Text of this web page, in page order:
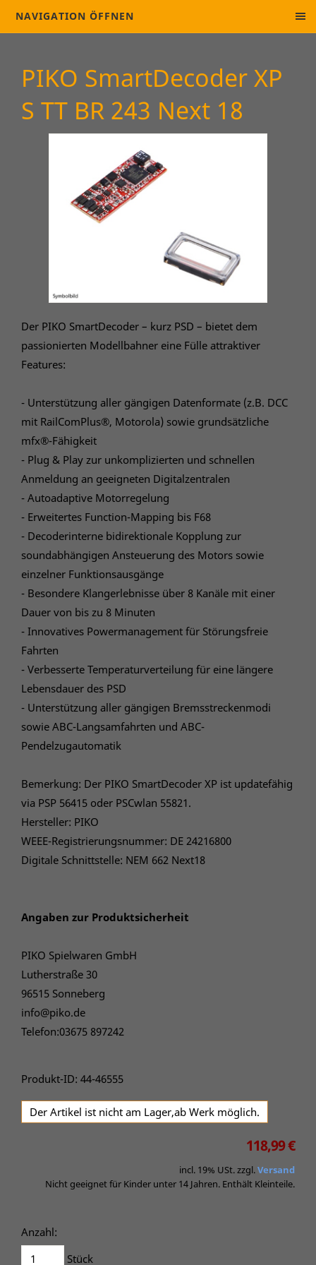
NAVIGATION ÖFFNEN
PIKO SmartDecoder XP
S TT BR 243 Next 18
Der PIKO SmartDecoder – kurz PSD – bietet dem
passionierten Modellbahner eine Fülle attraktiver
Features:
- Unterstützung aller gängigen Datenformate (z.B. DCC
mit RailComPlus®, Motorola) sowie grundsätzliche
mfx®-Fähigkeit
- Plug & Play zur unkomplizierten und schnellen
Anmeldung an geeigneten Digitalzentralen
- Autoadaptive Motorregelung
- Erweitertes Function-Mapping bis F68
- Decoderinterne bidirektionale Kopplung zur
soundabhängigen Ansteuerung des Motors sowie
einzelner Funktionsausgänge
- Besondere Klangerlebnisse über 8 Kanäle mit einer
Dauer von bis zu 8 Minuten
- Innovatives Powermanagement für Störungsfreie
Fahrten
- Verbesserte Temperaturverteilung für eine längere
Lebensdauer des PSD
- Unterstützung aller gängigen Bremsstreckenmodi
sowie ABC-Langsamfahrten und ABC-
Pendelzugautomatik
Bemerkung: Der PIKO SmartDecoder XP ist updatefähig
via PSP 56415 oder PSCwlan 55821.
Hersteller: PIKO
WEEE-Registrierungsnummer: DE 24216800
Digitale Schnittstelle: NEM 662 Next18
Angaben zur Produktsicherheit
PIKO Spielwaren GmbH
Lutherstraße 30
96515 Sonneberg
info@piko.de
Telefon:03675 897242
Produkt-ID: 44-46555
Der Artikel ist nicht am Lager,ab Werk möglich.
118,99 €
incl. 19% USt. zzgl.Versand
Nicht geeignet für Kinder unter 14 Jahren. Enthält Kleinteile.
Anzahl:
Stück